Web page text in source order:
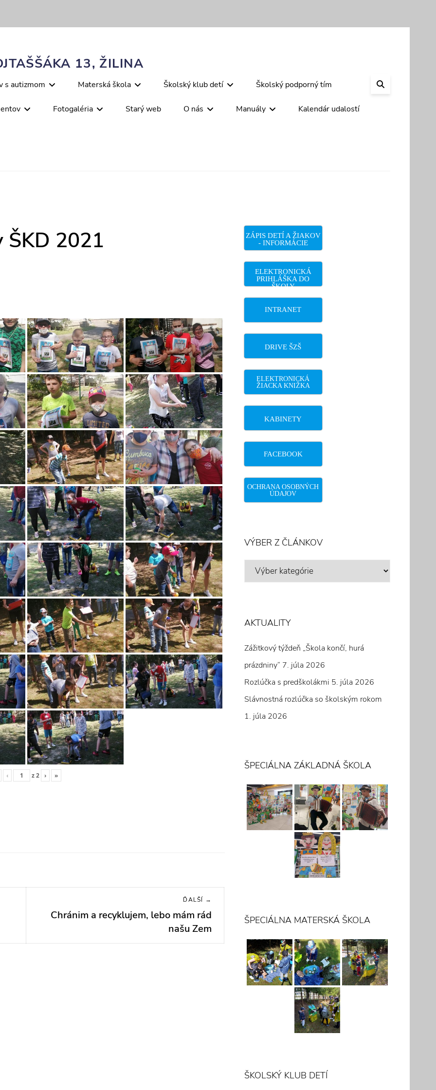
13, ŽILINA
s autizmom Materská škola Školský klub detí Školský podporný tím
Fotogaléria Starý web O nás Manuály Kalendár udalostí
2021
‹ z2 › »
ĎALŠÍ →
NextChránim a recyklujem, lebo mám rád
našu Zem
ZÁPIS DETÍ A ŽIAKOV
- INFORMÁCIE
ELEKTRONICKÁ
PRIHLÁŠKA DO
ŠKOLY
INTRANET
DRIVE ŠZŠ
ELEKTRONICKÁ
ŽIACKA KNIŽKA
KABINETY
FACEBOOK
OCHRANA OSOBNÝCH
ÚDAJOV
VÝBER Z ČLÁNKOV
VÝBER
AKTUALITY
Zážitkový týždeň „Škola končí, hurá
prázdniny“ 7. júla 2026
Rozlúčka s predškolákmi 5. júla 2026
Slávnostná rozlúčka so školským rokom
1. júla 2026
ŠPECIÁLNA ZÁKLADNÁ ŠKOLA
ŠPECIÁLNA MATERSKÁ ŠKOLA
ŠKOLSKÝ KLUB DETÍ